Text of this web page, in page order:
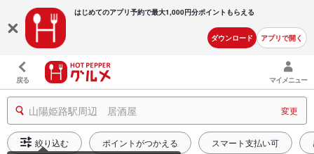
はじめてのアプリ予約で最大1,000円分ポイントもらえる
ダウンロード アプリで開く
戻る マイメニュー
山陽姫路駅周辺 居酒屋 変更
絞り込む ポイントがつかえる スマート支払い可